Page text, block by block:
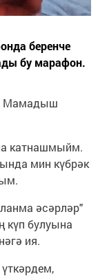
беренче
бу марафон.
Мамадыш
катнашмыйм.
мин күбрәк
әсәрләр"
күп булуына
ия.